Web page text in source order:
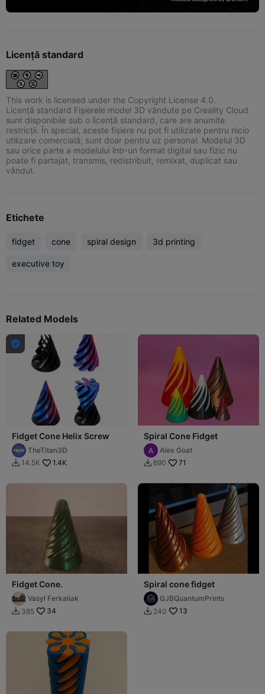
Licență standard
This work is licensed under the Copyright License 4.0.
Licență standard Fișierele model 3D vândute pe Creality Cloud
sunt disponibile sub o licență standard, care are anumite
restricții. În special, aceste fișiere nu pot fi utilizate pentru nicio
utilizare comercială; sunt doar pentru uz personal. Modelul 3D
sau orice parte a modelului într-un format digital sau fizic nu
poate fi partajat, transmis, redistribuit, remixat, duplicat sau
vândut.
Etichete
fidget cone spiral design 3d printing
executive toy
Related Models

Fidget Cone Helix Screw
TheTitan3D
 14.5K 1.4K
Spiral Cone Fidget
Alex Goat
 690 71
Fidget Cone.
Vasyl Ferkaliak
 385 34
Spiral cone fidget
GJBQuantumPrints
 240 13